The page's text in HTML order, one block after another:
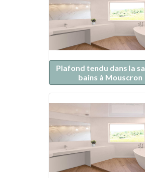
Plafond tendu dans la
bains à Mouscron